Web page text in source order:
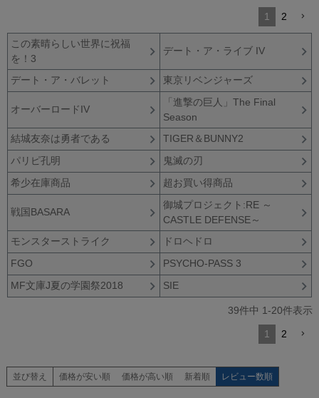
1 2
この素晴らしい世界に祝福
を！3
デート・ア・ライブ IV
デート・ア・バレット 東京リベンジャーズ
オーバーロードIV
「進撃の巨人」The Final
Season
結城友奈は勇者である
TIGER＆BUNNY2
パリピ孔明
鬼滅の刃
希少在庫商品
超お買い得商品
戦国BASARA
御城プロジェクト:RE ～
CASTLE DEFENSE～
モンスターストライク
ドロヘドロ
FGO
PSYCHO-PASS 3
MF文庫J夏の学園祭2018
SIE
39件中 1-20件表示
1 2
並び替え 価格が安い順 価格が高い順 新着順 レビュー数順